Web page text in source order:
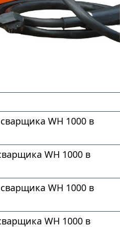
WH 1000 в
WH 1000 в
WH 1000 в
WH 1000 в